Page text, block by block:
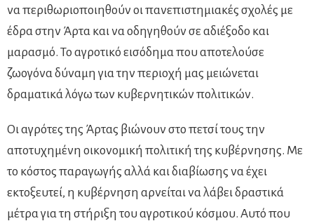
να περιθωριοποιηθούν οι πανεπιστημιακές σχολές με
έδρα στην Άρτα και να οδηγηθούν σε αδιέξοδο και
μαρασμό. Το αγροτικό εισόδημα που αποτελούσε
ζωογόνα δύναμη για την περιοχή μας μειώνεται
δραματικά λόγω των κυβερνητικών πολιτικών.
Οι αγρότες της Άρτας βιώνουν στο πετσί τους την
αποτυχημένη οικονομική πολιτική της κυβέρνησης. Με
το κόστος παραγωγής αλλά και διαβίωσης να έχει
εκτοξευτεί, η κυβέρνηση αρνείται να λάβει δραστικά
μέτρα για τη στήριξη του αγροτικού κόσμου. Αυτό που